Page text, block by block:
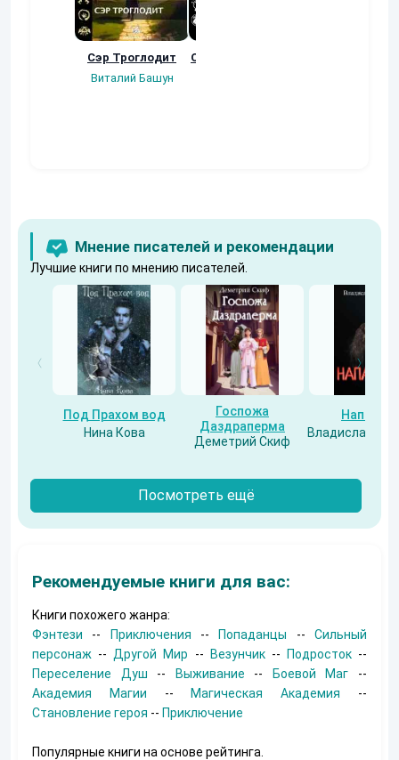
Сэр Троглодит
Виталий Башун
Осколки прошлого
Мнение писателей и рекомендации
Лучшие книги по мнению писателей.
Под Прахом вод
Нина Кова
Госпожа
Даздраперма
Деметрий Скиф
Напарник
Владислав
Посмотреть ещё
Рекомендуемые книги для вас:
Книги похожего жанра:
Фэнтези -- Приключения -- Попаданцы --Сильный
персонаж -- Другой Мир -- Везунчик-- Подросток--
Переселение Душ -- Выживание -- Боевой Маг --
Академия Магии -- Магическая Академия --
Становление героя -- Приключение
Популярные книги на основе рейтинга.